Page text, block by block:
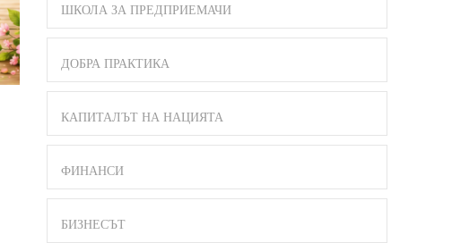
ШКОЛА ЗА ПРЕДПРИЕМАЧИ
ДОБРА ПРАКТИКА
КАПИТАЛЪТ НА НАЦИЯТА
ФИНАНСИ
БИЗНЕСЪТ